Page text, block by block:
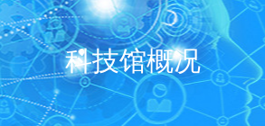
科技馆概况